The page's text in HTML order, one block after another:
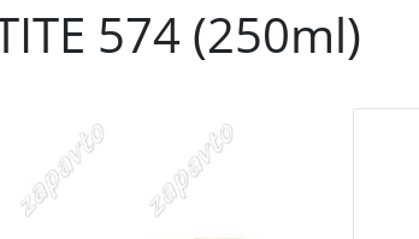
574 (250ml)